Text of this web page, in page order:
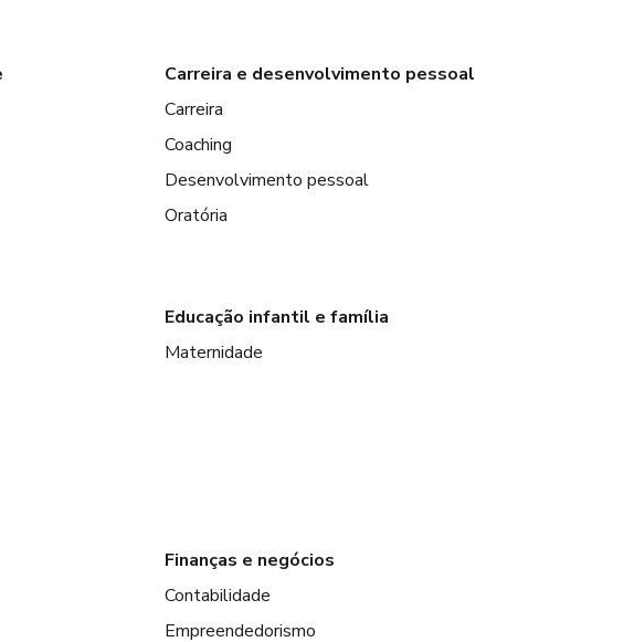
Carreira e desenvolvimento pessoal
Carreira
Coaching
Desenvolvimento pessoal
Oratória
Educação infantil e família
Maternidade
Finanças e negócios
Contabilidade
Empreendedorismo